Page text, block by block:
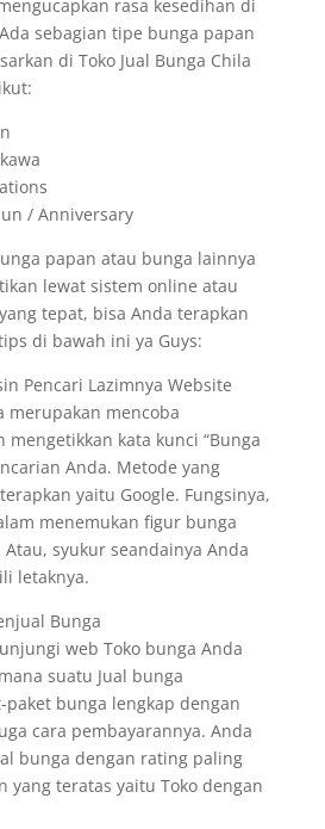
rasa kesedihan di
sebagian tipe bunga papan
di Toko Jual Bunga Chila
/ Anniversary
papan atau bunga lainnya
lewat sistem online atau
tepat, bisa Anda terapkan
di bawah ini ya Guys:
Pencari Lazimnya Website
merupakan mencoba
mengetikkan kata kunci “Bunga
Anda. Metode yang
yaitu Google. Fungsinya,
menemukan figur bunga
syukur seandainya Anda
letaknya.
Bunga
web Toko bunga Anda
suatu Jual bunga
paket bunga lengkap dengan
cara pembayarannya. Anda
bunga dengan rating paling
yang teratas yaitu Toko dengan